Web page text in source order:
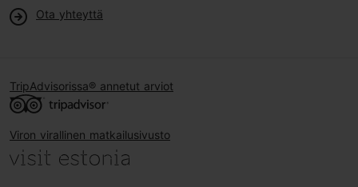
Ota yhteyttä
TripAdvisorissa® annetut arviot
Viron virallinen matkailusivusto